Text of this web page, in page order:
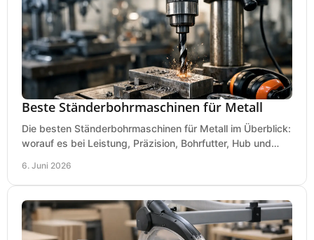
Beste Ständerbohrmaschinen für Metall
Die besten Ständerbohrmaschinen für Metall im Überblick:
worauf es bei Leistung, Präzision, Bohrfutter, Hub und
6. Juni 2026